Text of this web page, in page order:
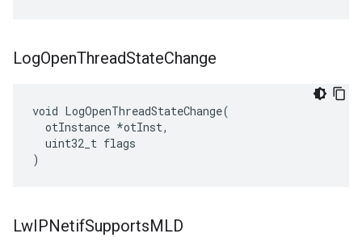
LogOpenThreadStateChange
void LogOpenThreadStateChange(
  otInstance *otInst,
  uint32_t flags
)
LwIPNetifSupportsMLD